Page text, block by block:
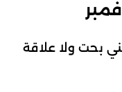
بحت ولا علاقة